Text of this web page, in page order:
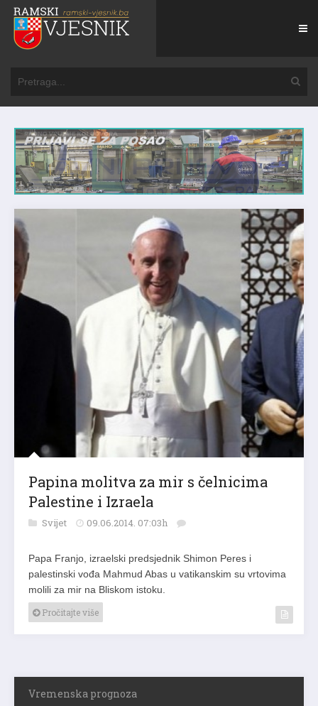
Papina molitva za mir s čelnicima
Palestine i Izraela
Svijet 09.06.2014. 07:03h
Papa Franjo, izraelski predsjednik Shimon Peres i
palestinski vođa Mahmud Abas u vatikanskim su vrtovima
molili za mir na Bliskom istoku.
Pročitajte više
Vremenska prognoza